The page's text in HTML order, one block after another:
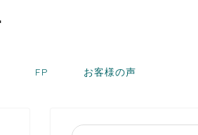
FP お客様の声